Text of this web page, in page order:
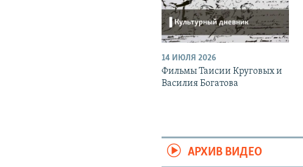
14 ИЮЛЯ 2026
Фильмы Таисии Круговых и
Василия Богатова
АРХИВ ВИДЕО